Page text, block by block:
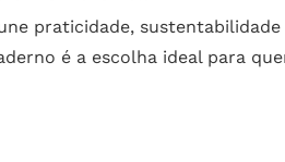
praticidade, sustentabilidade
é a escolha ideal para